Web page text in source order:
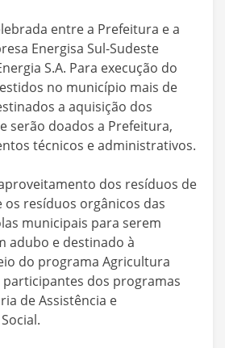
entre a Prefeitura e a
Energisa Sul-Sudeste
S.A. Para execução do
no município mais de
a aquisição dos
serão doados a Prefeitura,
técnicos e administrativos.
dos resíduos de
os resíduos orgânicos das
municipais para serem
adubo e destinado à
do programa Agricultura
participantes dos programas
de Assistência e